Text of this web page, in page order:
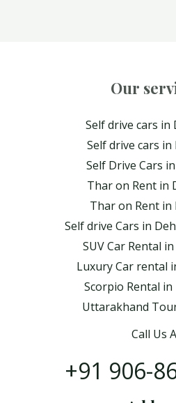
Our
Self drive cars in
Self drive cars in
Self Drive Cars
Thar on Rent in
Thar on Rent in
Self drive Cars in
SUV Car Rental
Luxury Car rental
Scorpio Rental
Uttarakhand
Call Us
+91 906-